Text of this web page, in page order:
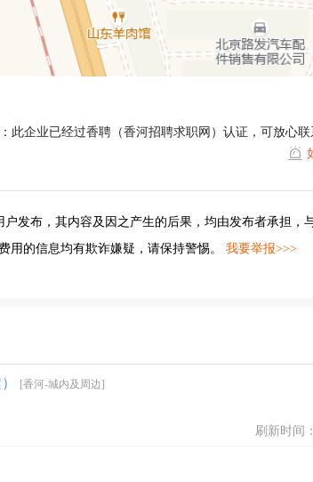
此企业已经过香聘（香河招聘求职网）认证，可放心联
发布，其内容及因之产生的后果，均由发布者承担，
用的信息均有欺诈嫌疑，请保持警惕。 我要举报>>>
[香河-城内及周边]
刷新时间